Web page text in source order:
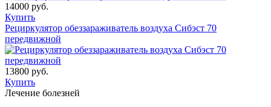
14000 руб.
Купить
Рециркулятор обеззараживатель воздуха Сибэст 70
передвижной
13800 руб.
Купить
Лечение болезней